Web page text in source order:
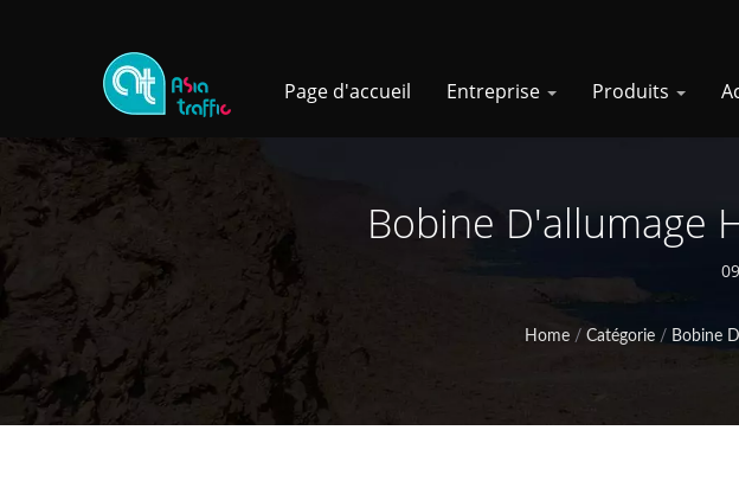
Page d'accueil Entreprise Produits
Bobine D'allumage
Home / Catégorie / Bobine